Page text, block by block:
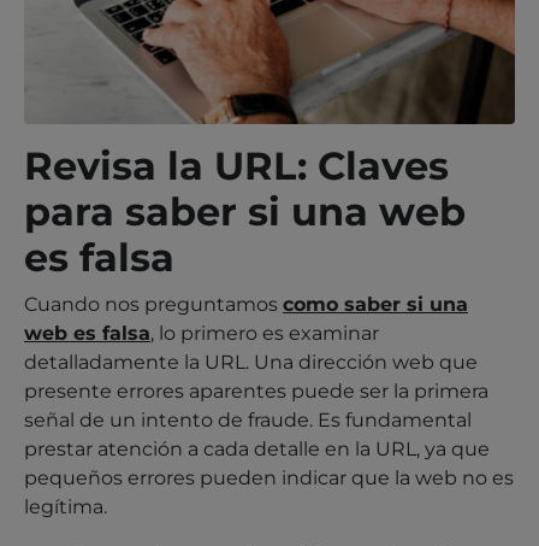
Revisa la URL: Claves
para saber si una web
es falsa
Cuando nos preguntamos como saber si una
web es falsa, lo primero es examinar
detalladamente la URL. Una dirección web que
presente errores aparentes puede ser la primera
señal de un intento de fraude. Es fundamental
prestar atención a cada detalle en la URL, ya que
pequeños errores pueden indicar que la web no es
legítima.